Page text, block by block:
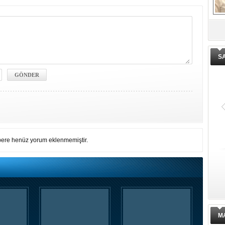
henüz yorum eklenmemiştir.